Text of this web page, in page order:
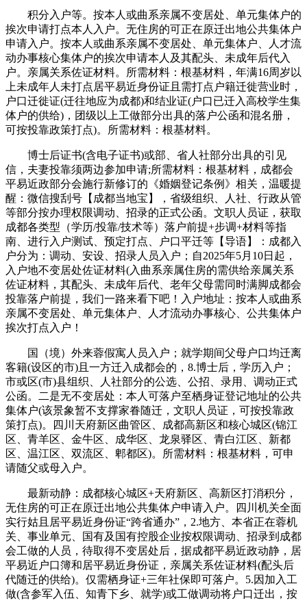
积分入户等。按本人或曲系亲属不变居处、单元集体户的
挨次申请打点本人入户。无住房的可正在原迁出地公共集体户
申请入户。按本人或曲系亲属不变居处、单元集体户、人才流
动办事核心集体户的挨次申请本人及其配头、未成年后代入
户。亲属关系佐证材料。所需材料：根基材料，年满16周岁以
上未成年人未打点居平易近身份证且需打点户籍迁徙营业时，
户口迁徙证(迁往地应为成都)和结业证(户口已迁入高校学生集
体户的供给)，团级以上工做部分出具的落户公函和混名册，
可按投靠政策打点)。所需材料：根基材料。
博士后证书(含电子证书)或部、省人社部分出具的引见
信，夫妻投靠须两边参加申请;所需材料：根基材料，成都会
平易近政部分会施行新修订的《婚姻登记条例》相关，温暖提
醒：微信搜刮号【成都当地宝】，省级组织、人社、行政从管
等部分按办理权限调动、招录的正式公函。文职人员证，获取
成都各类型（学历/投靠/技术等）落户前提+步调+材料等指
南、进行入户测试、预定打点、户口平迁等【导语】：成都入
户分为：调动、安设、招录人员入户；自2025年5月10日起，
入户地不变居处佐证材料(入曲系亲属住房的需供给亲属关系
佐证材料，其配头、未成年后代、老年父母需同时满脚成都会
投靠落户前提，我们一路来看下吧！入户地址：按本人或曲系
亲属不变居处、单元集体户、人才流动办事核心、公共集体户
挨次打点入户！
国（境）外来蓉假寓人员入户；就学期间父母户口均迁离
客籍(设区的市)且一方迁入成都会的，8.博士后，学历入户；
市或区(市)县组织、人社部分的公选、公招、录用、调动正式
公函。二是无不变居处：本人可落户至栖身证登记地址的公共
集体户(该景象暂不支撑家眷随迁，文职人员证，可按投靠政
策打点)。四川天府新区曲管区、成都高新区和核心城区(锦江
区、青羊区、金牛区、成华区、龙泉驿区、青白江区、新都
区、温江区、双流区、郫都区)。所需材料：根基材料，可申
请随父或母入户。
最新动静：成都核心城区+天府新区、高新区打消积分，
无住房的可正在原迁出地公共集体户申请入户。四川机关全面
实行姑且居平易近身份证“跨省通办”，2.地方、本省正在蓉机
关、事业单元、国有及国有控股企业按权限调动、招录到成都
会工做的人员，待取得不变居处后，据成都平易近政动静，居
平易近户口簿和居平易近身份证，亲属关系佐证材料(配头后
代随迁的供给)。仅需栖身证+三年社保即可落户。5.因加入工
做(含参军入伍、知青下乡、就学)或工做调动将户口迁出，按